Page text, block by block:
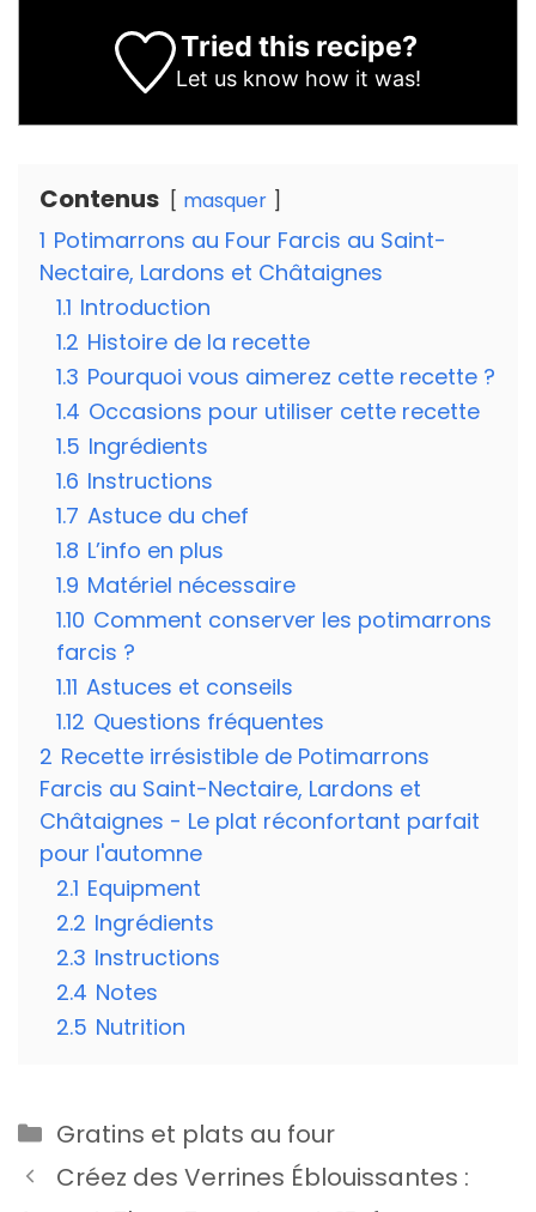
Tried this recipe?
Let us know how it was!
Contenus masquer
1 Potimarrons au Four Farcis au Saint-
Nectaire, Lardons et Châtaignes
1.1 Introduction
1.2 Histoire de la recette
1.3 Pourquoi vous aimerez cette recette ?
1.4 Occasions pour utiliser cette recette
1.5 Ingrédients
1.6 Instructions
1.7 Astuce du chef
1.8 L’info en plus
1.9 Matériel nécessaire
1.10 Comment conserver les potimarrons
farcis ?
1.11 Astuces et conseils
1.12 Questions fréquentes
2 Recette irrésistible de Potimarrons
Farcis au Saint-Nectaire, Lardons et
Châtaignes - Le plat réconfortant parfait
pour l'automne
2.1 Equipment
2.2 Ingrédients
2.3 Instructions
2.4 Notes
2.5 Nutrition
Catégories
Gratins et plats au four
Créez des Verrines Éblouissantes :